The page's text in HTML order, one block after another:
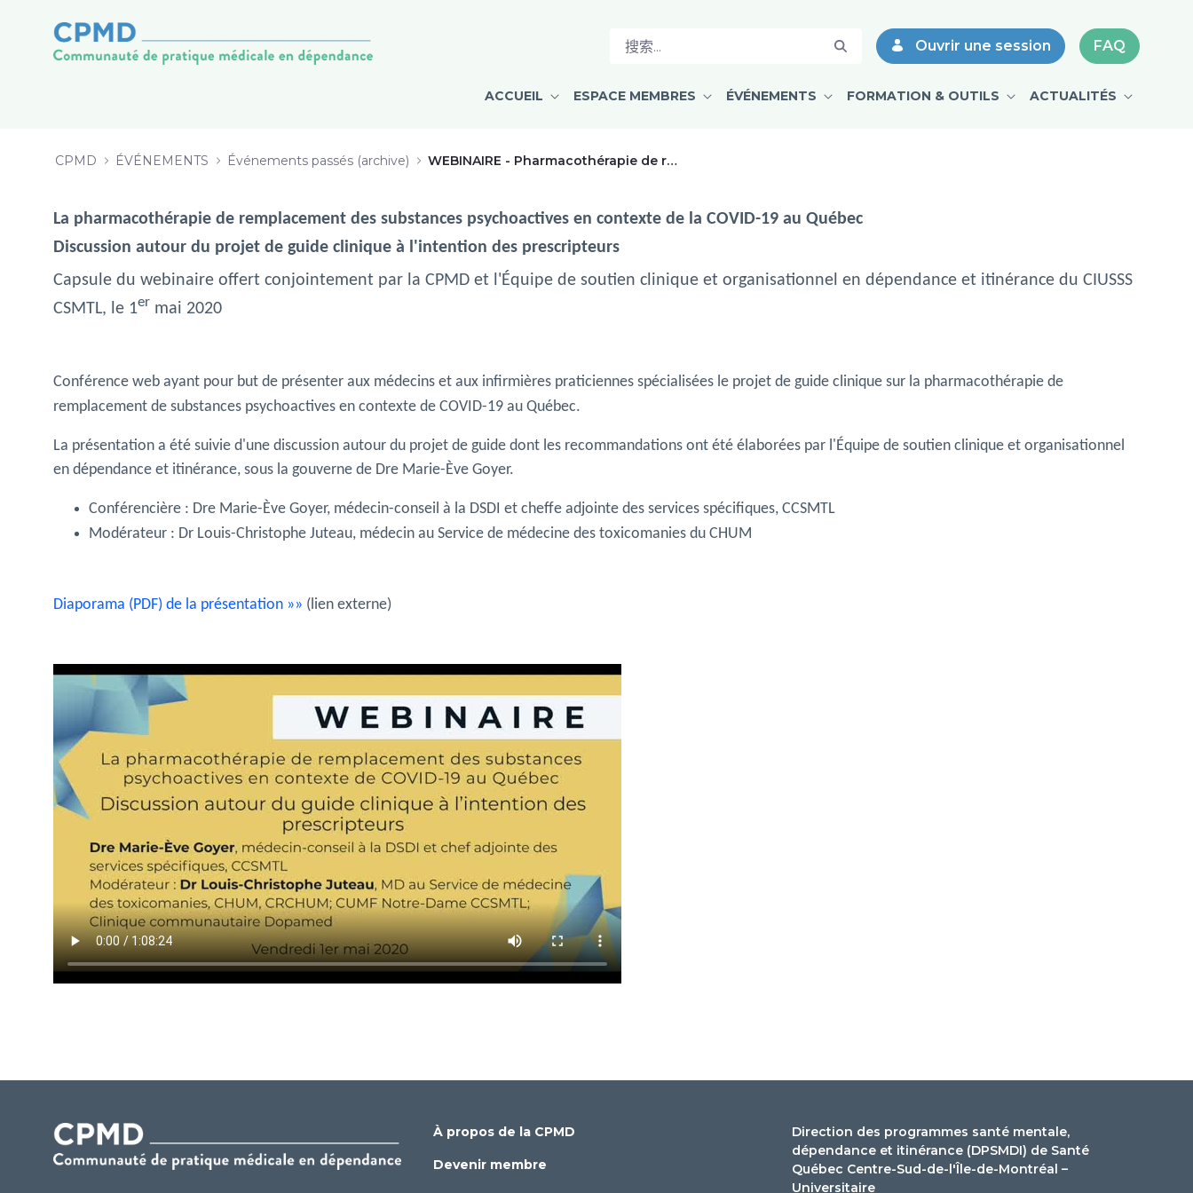
Ouvrir une session FAQ
ACCUEIL ESPACE MEMBRES ÉVÉNEMENTS FORMATION & OUTILS ACTUALITÉS
CPMD ÉVÉNEMENTS Événements passés (archive) WEBINAIRE - Pharmacothérapie de remplacement de SPA en contexte de COVID-19
La pharmacothérapie de remplacement des substances psychoactives en contexte de la COVID-19 au Québec
Discussion autour du projet de guide clinique à l'intention des prescripteurs
Capsule du webinaire offert conjointement par la CPMD et l'Équipe de soutien clinique et organisationnel en dépendance et itinérance du CIUSSS
CSMTL, le 1er mai 2020
Conférence web ayant pour but de présenter aux médecins et aux infirmières praticiennes spécialisées le projet de guide clinique sur la pharmacothérapie de
remplacement de substances psychoactives en contexte de COVID-19 au Québec.
La présentation a été suivie d'une discussion autour du projet de guide dont les recommandations ont été élaborées par l'Équipe de soutien clinique et organisationnel
en dépendance et itinérance, sous la gouverne de Dre Marie-Ève Goyer.
Conférencière : Dre Marie-Ève Goyer, médecin-conseil à la DSDI et cheffe adjointe des services spécifiques, CCSMTL
Modérateur : Dr Louis-Christophe Juteau, médecin au Service de médecine des toxicomanies du CHUM
Diaporama (PDF) de la présentation »» (lien externe)
À propos de la CPMD
Devenir membre
Direction des programmes santé mentale,
dépendance et itinérance (DPSMDI) de Santé
Québec Centre-Sud-de-l'Île-de-Montréal –
Universitaire